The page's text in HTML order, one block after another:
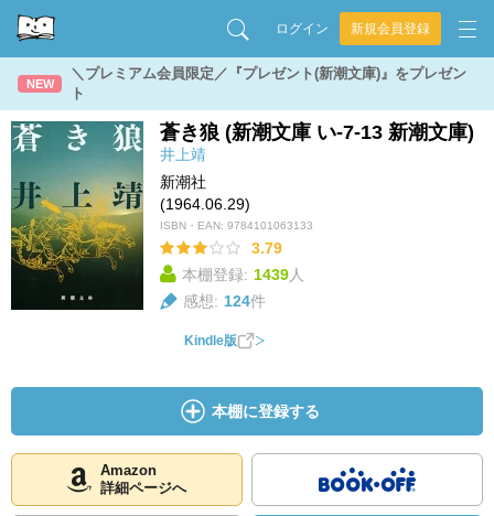
ログイン 新規会員登録
NEW
＼プレミアム会員限定／『プレゼント(新潮文庫)』をプレゼン
ト
蒼き狼 (新潮文庫 い-7-13 新潮文庫)
井上靖
新潮社
(1964.06.29)
ISBN・EAN: 9784101063133
3.79
本棚登録: 1439人
感想: 124件
Kindle版
本棚に登録する
Amazon
詳細ページへ